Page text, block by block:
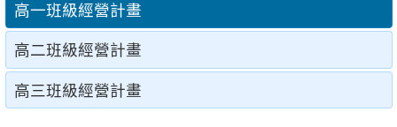
高一班級經營計畫
高二班級經營計畫
高三班級經營計畫